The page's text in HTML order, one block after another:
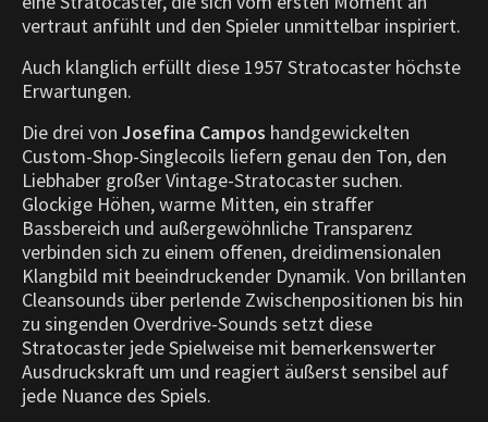
vertraut anfühlt und den Spieler unmittelbar inspiriert.
Auch klanglich erfüllt diese 1957 Stratocaster höchste
Erwartungen.
Die drei von Josefina Campos handgewickelten
Custom-Shop-Singlecoils liefern genau den Ton, den
Liebhaber großer Vintage-Stratocaster suchen.
Glockige Höhen, warme Mitten, ein straffer
Bassbereich und außergewöhnliche Transparenz
verbinden sich zu einem offenen, dreidimensionalen
Klangbild mit beeindruckender Dynamik. Von brillanten
Cleansounds über perlende Zwischenpositionen bis hin
zu singenden Overdrive-Sounds setzt diese
Stratocaster jede Spielweise mit bemerkenswerter
Ausdruckskraft um und reagiert äußerst sensibel auf
jede Nuance des Spiels.